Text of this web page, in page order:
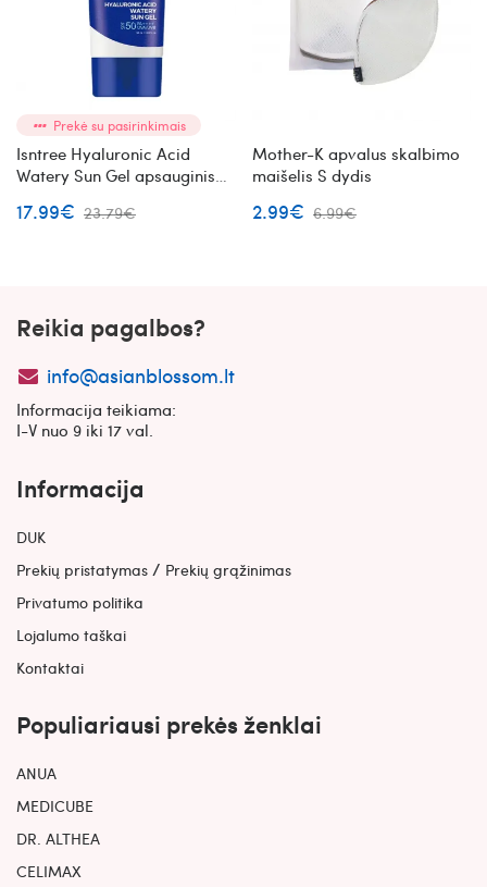
Prekė su pasirinkimais
Isntree Hyaluronic Acid
Watery Sun Gel apsauginis
PA++++
17.99€ 23.79€
Mother-K apvalus skalbimo
maišelis S dydis
2.99€ 6.99€
Reikia pagalbos?
info@asianblossom.lt
Informacija teikiama:
I-V nuo 9 iki 17 val.
Informacija
DUK
Prekių pristatymas / Prekių grąžinimas
Privatumo politika
Lojalumo taškai
Kontaktai
Populiariausi prekės ženklai
ANUA
MEDICUBE
DR. ALTHEA
CELIMAX